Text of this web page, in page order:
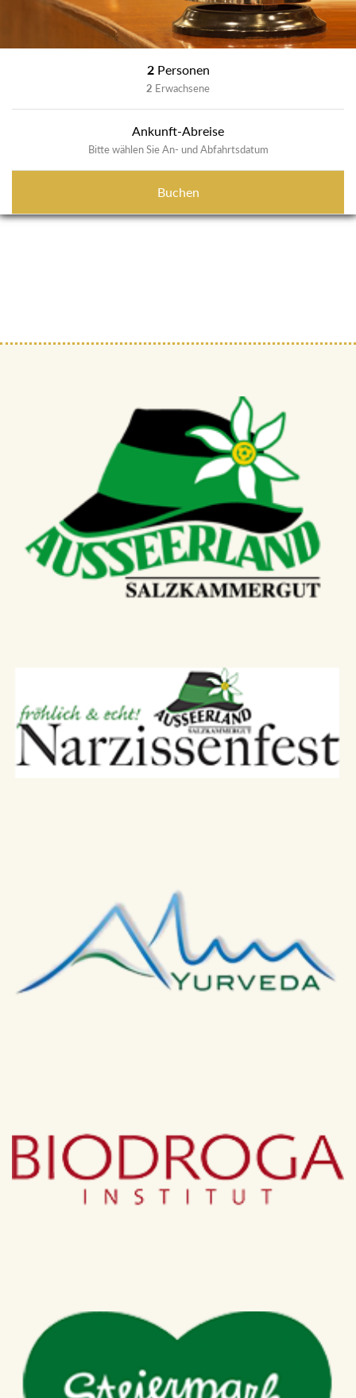
2 Personen
2 Erwachsene
Ankunft-Abreise
Bitte wählen Sie An- und Abfahrtsdatum
Buchen